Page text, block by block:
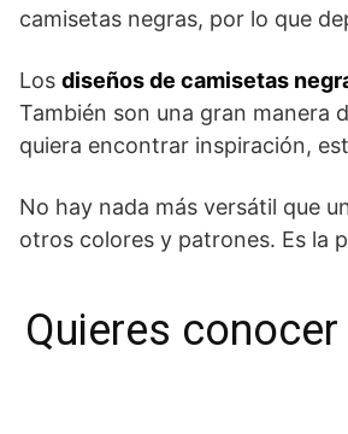
camisetas negras, por lo que
Los diseños de camisetas
También son una gran manera
quiera encontrar inspiración,
No hay nada más versátil que
otros colores y patrones. Es la
Quieres